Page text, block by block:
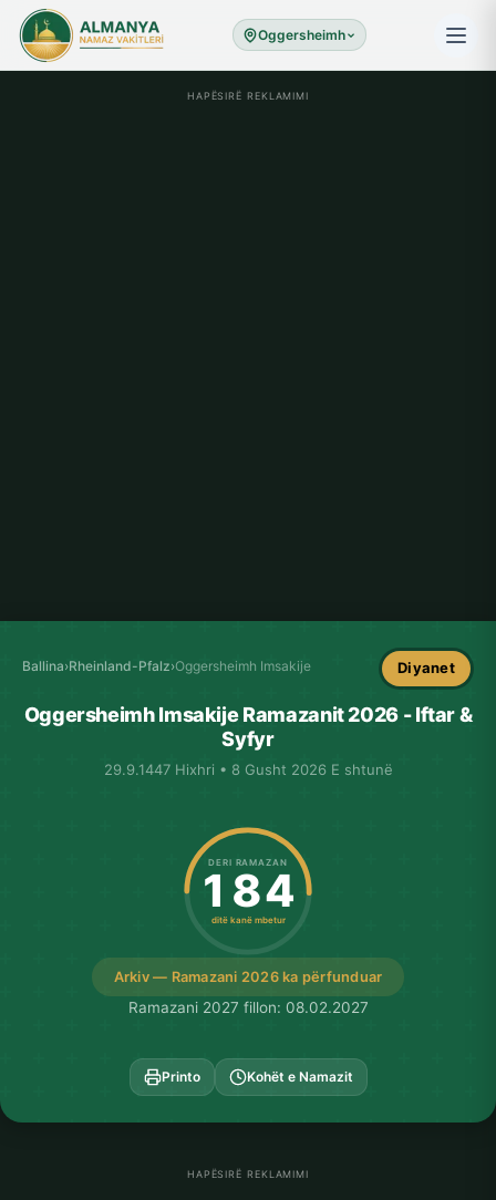
Oggersheimh
HAPËSIRË REKLAMIMI
Ballina›Rheinland-Pfalz›Oggersheimh Imsakije Diyanet
Oggersheimh Imsakije Ramazanit 2026 - Iftar &
Syfyr
29.9.1447 Hixhri • 8 Gusht 2026 E shtunë
Arkiv — Ramazani 2026 ka përfunduar
DERI RAMAZAN
184
ditë kanë mbetur
Ramazani 2027 fillon: 08.02.2027
Printo Kohët e Namazit
HAPËSIRË REKLAMIMI